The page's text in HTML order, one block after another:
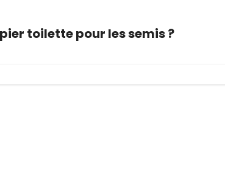
toilette pour les semis ?